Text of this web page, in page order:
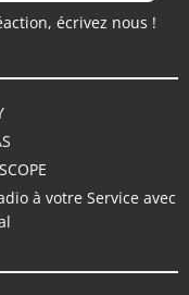
écrivez nous !
à votre Service avec